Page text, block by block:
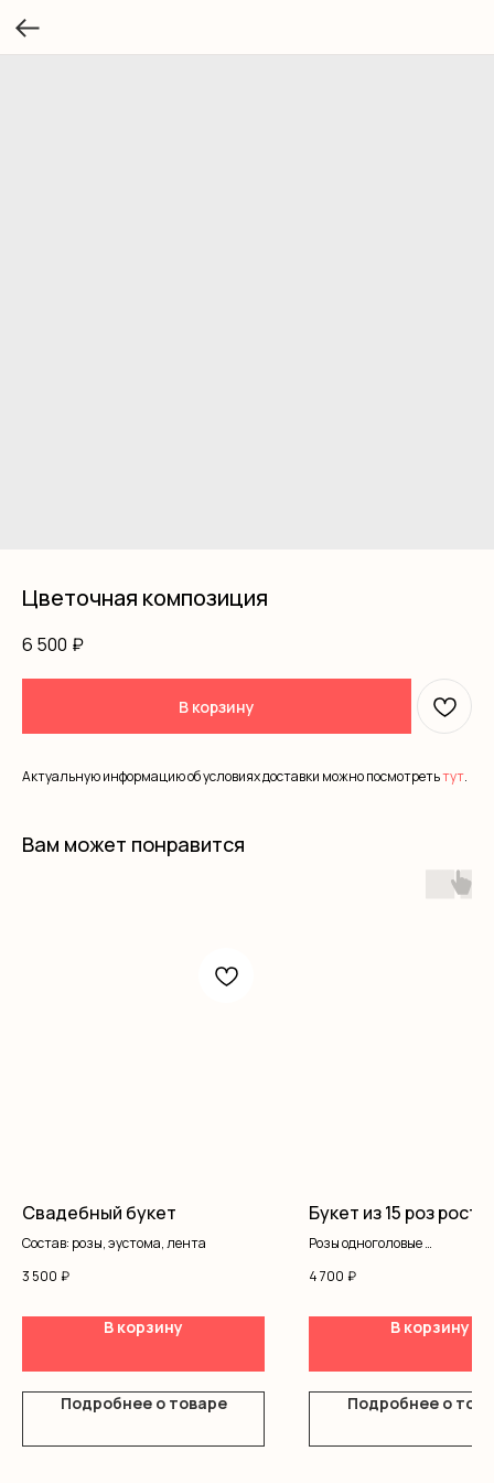
Цветочная композиция
6 500 ₽
В корзину
Актуальную информацию об условиях доставки можно посмотретьтут.
Вам может понравится
Свадебный букет
Состав: розы, эустома, лента
3 500 ₽
В корзину
Подробнее о товаре
Букет из 15 роз рост
Розы одноголовые
4 700 ₽
В корзину
Подробнее о